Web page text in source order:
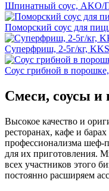
Шпинатный соус, AKO/
Поморский соус для
Суперфриш, 2-5г/кг,
Соус грибной в
Смеси, соусы и
Высокое качество и
ресторанах, кафе и
профессионализма шеф-
для их приготовления.
всех участников этого
постоянно расширяем